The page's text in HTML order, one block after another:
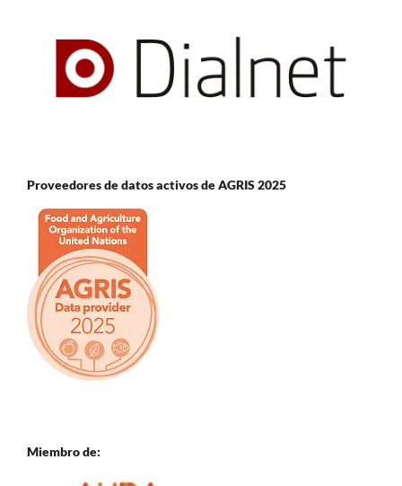
Proveedores de datos activos de AGRIS 2025
Miembro de: